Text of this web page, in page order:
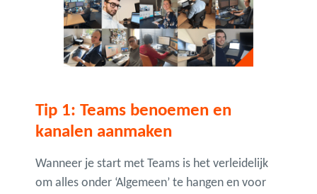
Tip 1: Teams benoemen en
kanalen aanmaken
Wanneer je start met Teams is het verleidelijk
om alles onder ‘Algemeen’ te hangen en voor